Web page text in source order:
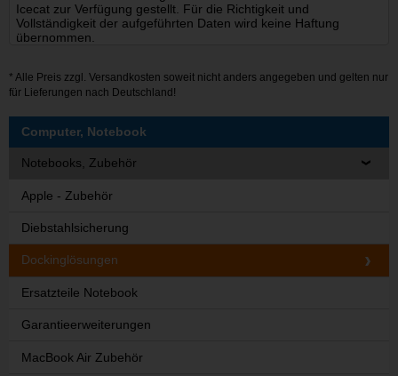
Icecat zur Verfügung gestellt. Für die Richtigkeit und
Vollständigkeit der aufgeführten Daten wird keine Haftung
übernommen.
* Alle Preis zzgl. Versandkosten soweit nicht anders angegeben und gelten nur
für Lieferungen nach Deutschland!
Computer, Notebook
Notebooks, Zubehör
Apple - Zubehör
Diebstahlsicherung
Dockinglösungen
Ersatzteile Notebook
Garantieerweiterungen
MacBook Air Zubehör